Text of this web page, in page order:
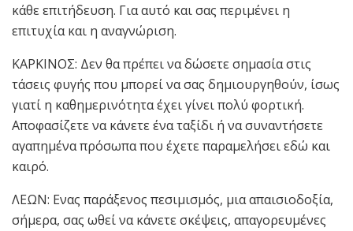
κάθε επιτήδευση. Για αυτό και σας περιμένει η
επιτυχία και η αναγνώριση.
ΚΑΡΚΙΝΟΣ: Δεν θα πρέπει να δώσετε σημασία στις
τάσεις φυγής που μπορεί να σας δημιουργηθούν, ίσως
γιατί η καθημερινότητα έχει γίνει πολύ φορτική.
Αποφασίζετε να κάνετε ένα ταξίδι ή να συναντήσετε
αγαπημένα πρόσωπα που έχετε παραμελήσει εδώ και
καιρό.
ΛΕΩΝ: Ενας παράξενος πεσιμισμός, μια απαισιοδοξία,
σήμερα, σας ωθεί να κάνετε σκέψεις, απαγορευμένες